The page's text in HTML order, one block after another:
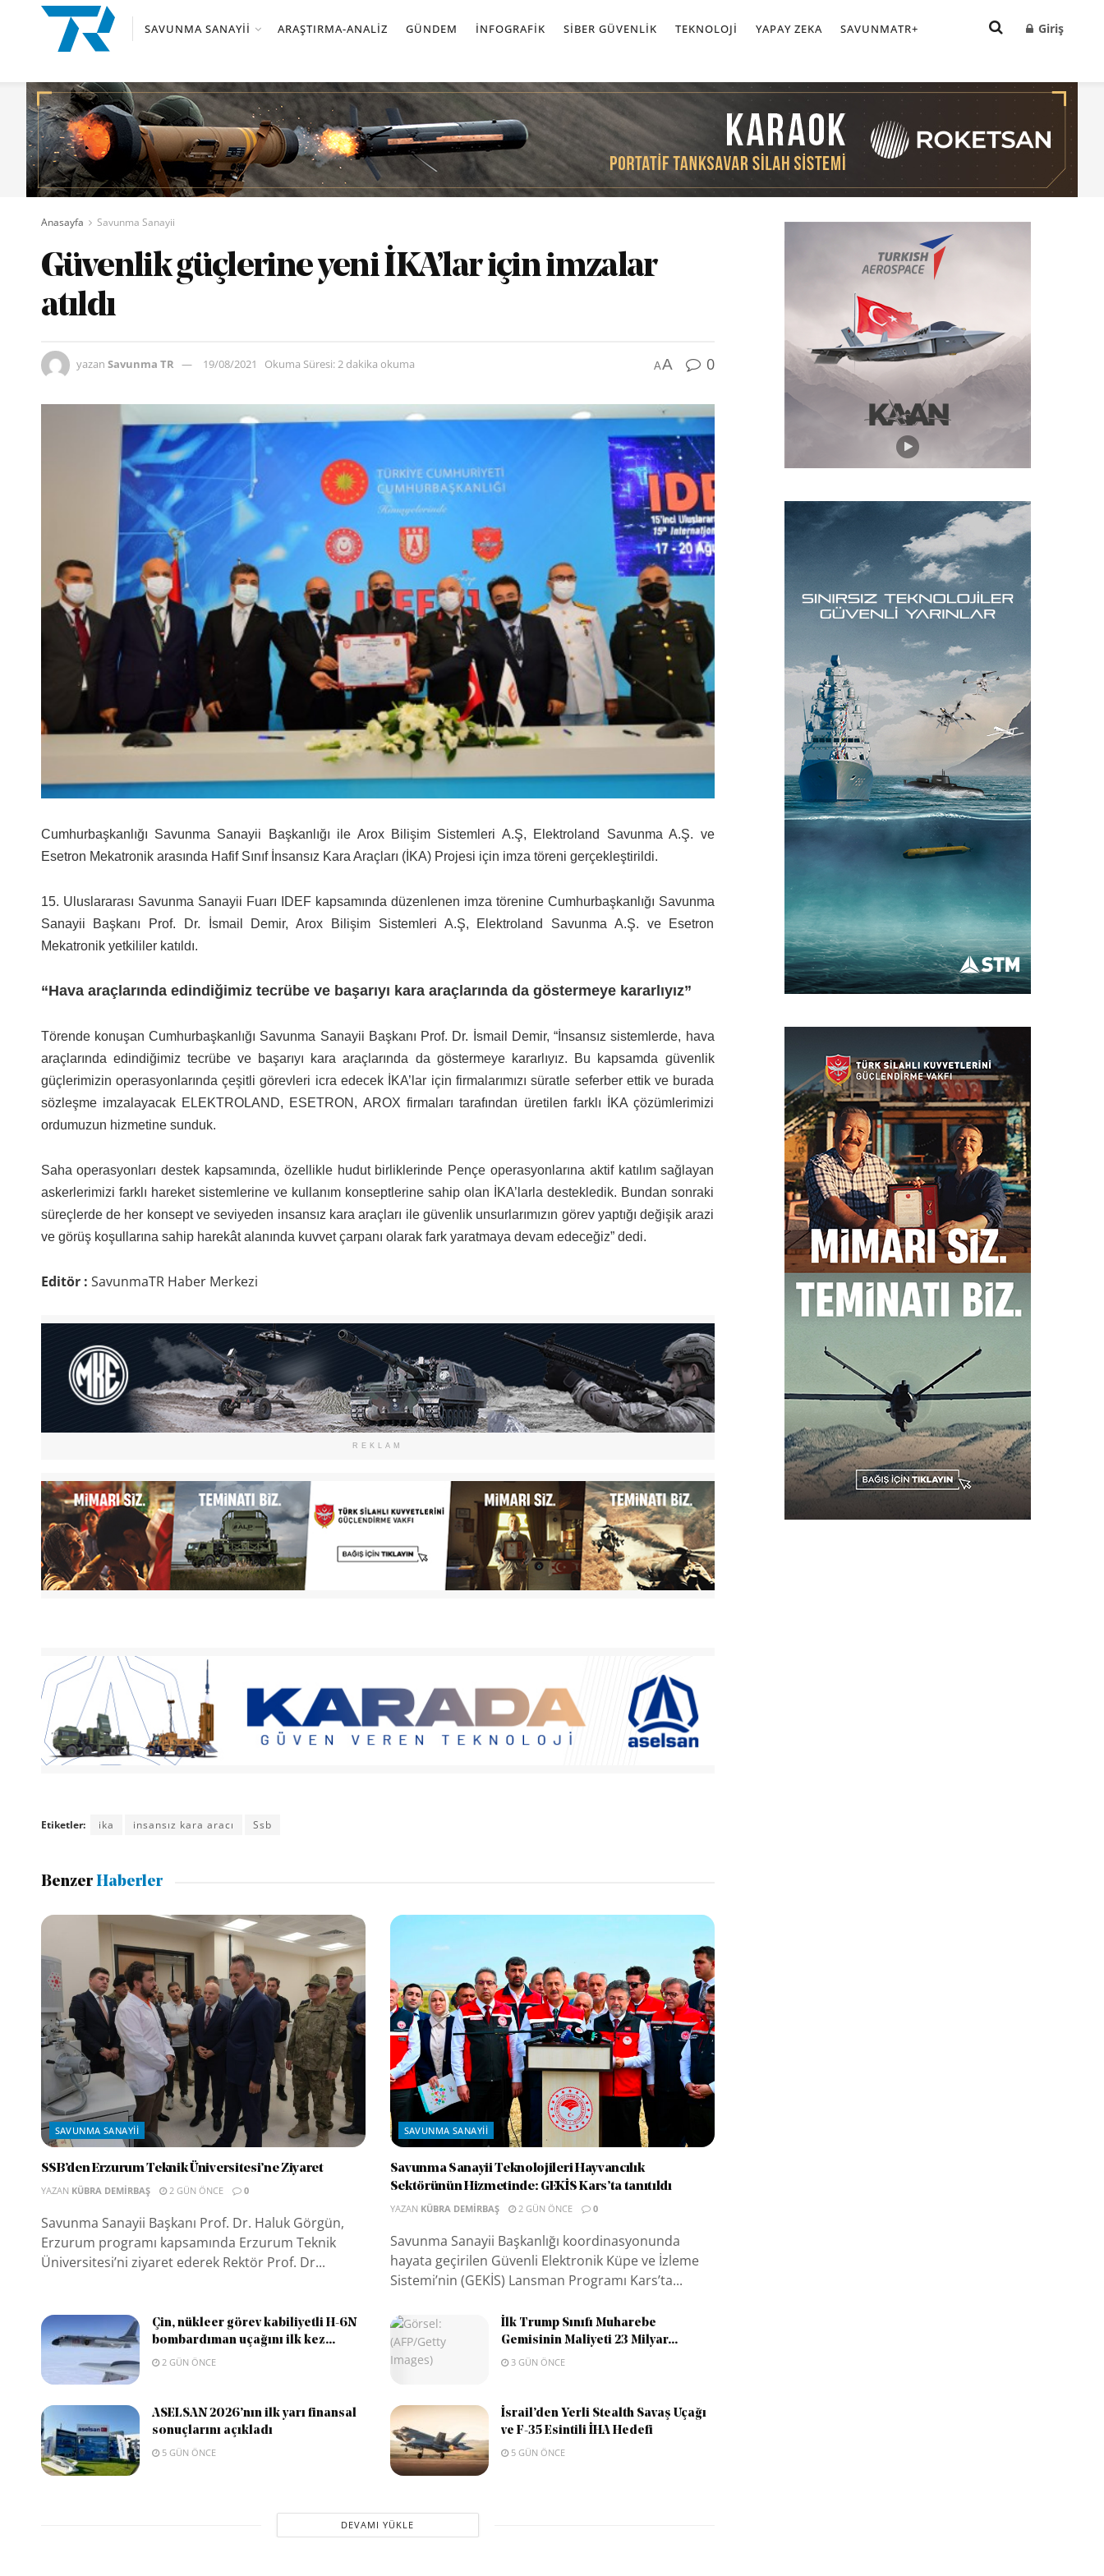
SAVUNMA SANAYII ARAŞTIRMA-ANALIZ GÜNDEM İNFOGRAFIK SIBER GÜVENLIK TEKNOLOJI YAPAY ZEKA SAVUNMATR+ Giriş
Anasayfa Savunma Sanayii
Güvenlik güçlerine yeni İKA’lar için imzalar
atıldı
yazan Savunma TR 19/08/2021 Okuma Süresi: 2 dakika okuma AA 0
Cumhurbaşkanlığı Savunma Sanayii Başkanlığı ile Arox Bilişim Sistemleri A.Ş, Elektroland Savunma A.Ş. ve
Esetron Mekatronik arasında Hafif Sınıf İnsansız Kara Araçları (İKA) Projesi için imza töreni gerçekleştirildi.
15. Uluslararası Savunma Sanayii Fuarı IDEF kapsamında düzenlenen imza törenine Cumhurbaşkanlığı Savunma
Sanayii Başkanı Prof. Dr. İsmail Demir, Arox Bilişim Sistemleri A.Ş, Elektroland Savunma A.Ş. ve Esetron
Mekatronik yetkililer katıldı.
“Hava araçlarında edindiğimiz tecrübe ve başarıyı kara araçlarında da göstermeye kararlıyız”
Törende konuşan Cumhurbaşkanlığı Savunma Sanayii Başkanı Prof. Dr. İsmail Demir, “İnsansız sistemlerde, hava
araçlarında edindiğimiz tecrübe ve başarıyı kara araçlarında da göstermeye kararlıyız. Bu kapsamda güvenlik
güçlerimizin operasyonlarında çeşitli görevleri icra edecek İKA’lar için firmalarımızı süratle seferber ettik ve burada
sözleşme imzalayacak ELEKTROLAND, ESETRON, AROX firmaları tarafından üretilen farklı İKA çözümlerimizi
ordumuzun hizmetine sunduk.
Saha operasyonları destek kapsamında, özellikle hudut birliklerinde Pençe operasyonlarına aktif katılım sağlayan
askerlerimizi farklı hareket sistemlerine ve kullanım konseptlerine sahip olan İKA’larla destekledik. Bundan sonraki
süreçlerde de her konsept ve seviyeden insansız kara araçları ile güvenlik unsurlarımızın görev yaptığı değişik arazi
ve görüş koşullarına sahip harekât alanında kuvvet çarpanı olarak fark yaratmaya devam edeceğiz” dedi.
Editör : SavunmaTR Haber Merkezi
REKLAM
Etiketler: ika insansız kara aracı Ssb
BenzerHaberler
SAVUNMA SANAYII
SSB’den Erzurum Teknik Üniversitesi’ne Ziyaret
YAZAN KÜBRA DEMIRBAŞ 2 GÜN ÖNCE 0
Savunma Sanayii Başkanı Prof. Dr. Haluk Görgün,
Erzurum programı kapsamında Erzurum Teknik
Üniversitesi’ni ziyaret ederek Rektör Prof. Dr...
SAVUNMA SANAYII
Savunma Sanayii Teknolojileri Hayvancılık
Sektörünün Hizmetinde: GEKİS Kars’ta tanıtıldı
YAZAN KÜBRA DEMIRBAŞ 2 GÜN ÖNCE 0
Savunma Sanayii Başkanlığı koordinasyonunda
hayata geçirilen Güvenli Elektronik Küpe ve İzleme
Sistemi’nin (GEKİS) Lansman Programı Kars’ta...
Çin, nükleer görev kabiliyetli H-6N
bombardıman uçağını ilk kez...
2 GÜN ÖNCE
İlk Trump Sınıfı Muharebe
Gemisinin Maliyeti 23 Milyar...
3 GÜN ÖNCE
ASELSAN 2026’nın ilk yarı finansal
sonuçlarını açıkladı
5 GÜN ÖNCE
İsrail’den Yerli Stealth Savaş Uçağı
ve F-35 Esintili İHA Hedefi
5 GÜN ÖNCE
DEVAMI YÜKLE